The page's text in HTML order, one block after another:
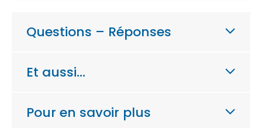
Questions – Réponses
Et aussi…
Pour en savoir plus